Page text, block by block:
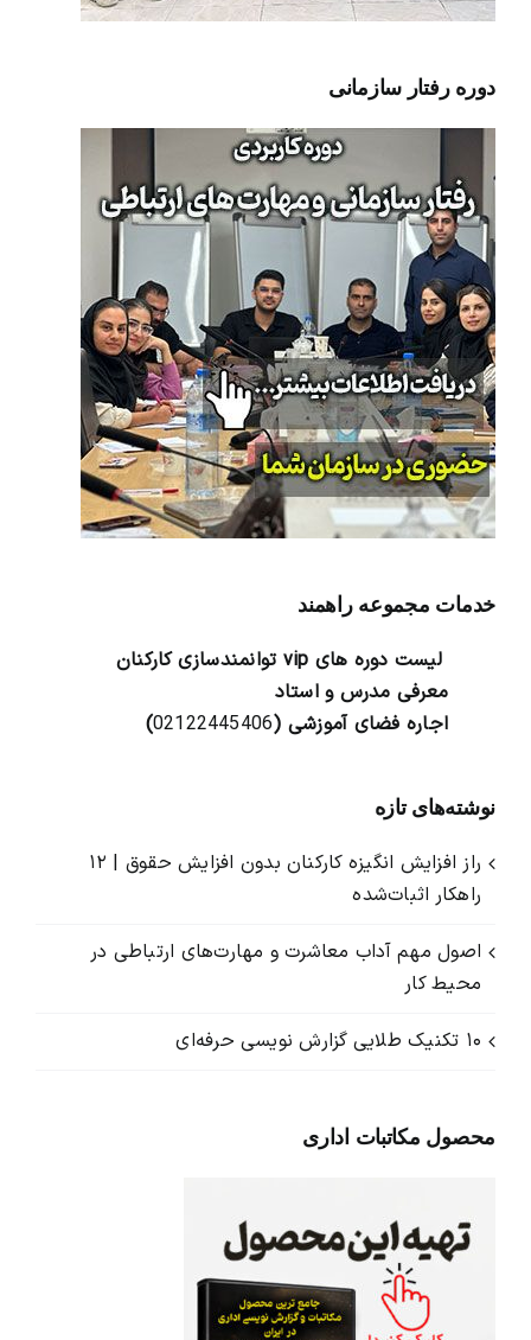
دوره رفتار سازمانی
خدمات مجموعه راهمند
لیست دوره های vip توانمندسازی کارکنان
معرفی مدرس و استاد
اجاره فضای آموزشی (02122445406
)
نوشته‌های تازه
راز افزایش انگیزه کارکنان بدون افزایش حقوق | ۱۲
راهکار اثبات‌شده
اصول مهم آداب معاشرت و مهارت‌های ارتباطی در
محیط کار
۱۰ تکنیک طلایی گزارش ‌نویسی حرفه‌ای
محصول مکاتبات اداری